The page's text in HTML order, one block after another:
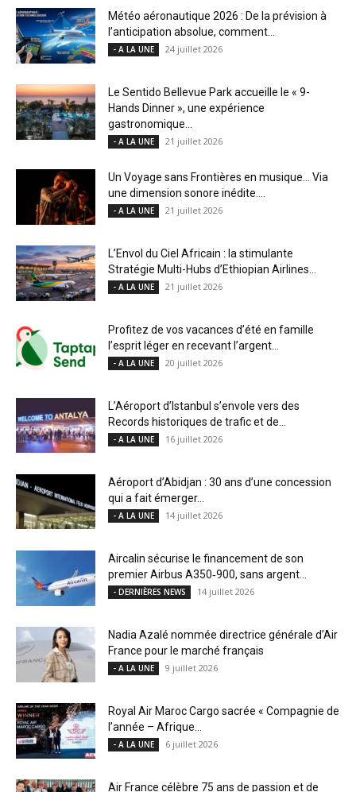
Météo aéronautique 2026 : De la prévision à
l’anticipation absolue, comment...
- A LA UNE 24 juillet 2026
Le Sentido Bellevue Park accueille le « 9-
Hands Dinner », une expérience
gastronomique...
- A LA UNE 21 juillet 2026
Un Voyage sans Frontières en musique… Via
une dimension sonore inédite....
- A LA UNE 21 juillet 2026
L’Envol du Ciel Africain : la stimulante
Stratégie Multi-Hubs d’Ethiopian Airlines...
- A LA UNE 21 juillet 2026
Profitez de vos vacances d’été en famille
l’esprit léger en recevant l’argent...
- A LA UNE 20 juillet 2026
L’Aéroport d’Istanbul s’envole vers des
Records historiques de trafic et de...
- A LA UNE 16 juillet 2026
Aéroport d’Abidjan : 30 ans d’une concession
qui a fait émerger...
- A LA UNE 14 juillet 2026
Aircalin sécurise le financement de son
premier Airbus A350‑900, sans argent...
- DERNIÈRES NEWS 14 juillet 2026
Nadia Azalé nommée directrice générale d’Air
France pour le marché français
- A LA UNE 9 juillet 2026
Royal Air Maroc Cargo sacrée « Compagnie de
l’année – Afrique...
- A LA UNE 6 juillet 2026
Air France célèbre 75 ans de passion et de